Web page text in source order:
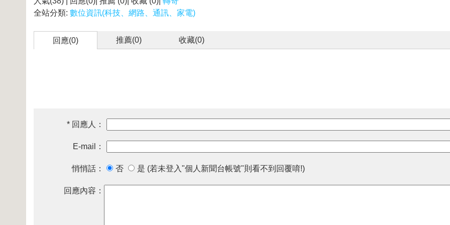
全站分類: 數位資訊(科技、網路、通訊、家電)
回應(0) 推薦(0) 收藏(0)
* 回應人：
E-mail：
悄悄話： 否 是 (若未登入"個人新聞台帳號"則看不到回覆唷!)
回應內容：